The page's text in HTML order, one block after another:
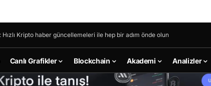
Hızlı Kripto haber güncellemeleri ile hep bir adım önde olun
Canlı Grafikler Blockchain Akademi Analizler